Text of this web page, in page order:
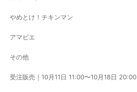
やめとけ！チキンマン
アマビエ
その他
受注販売｜10月11日 11:00〜10月18日 20:00